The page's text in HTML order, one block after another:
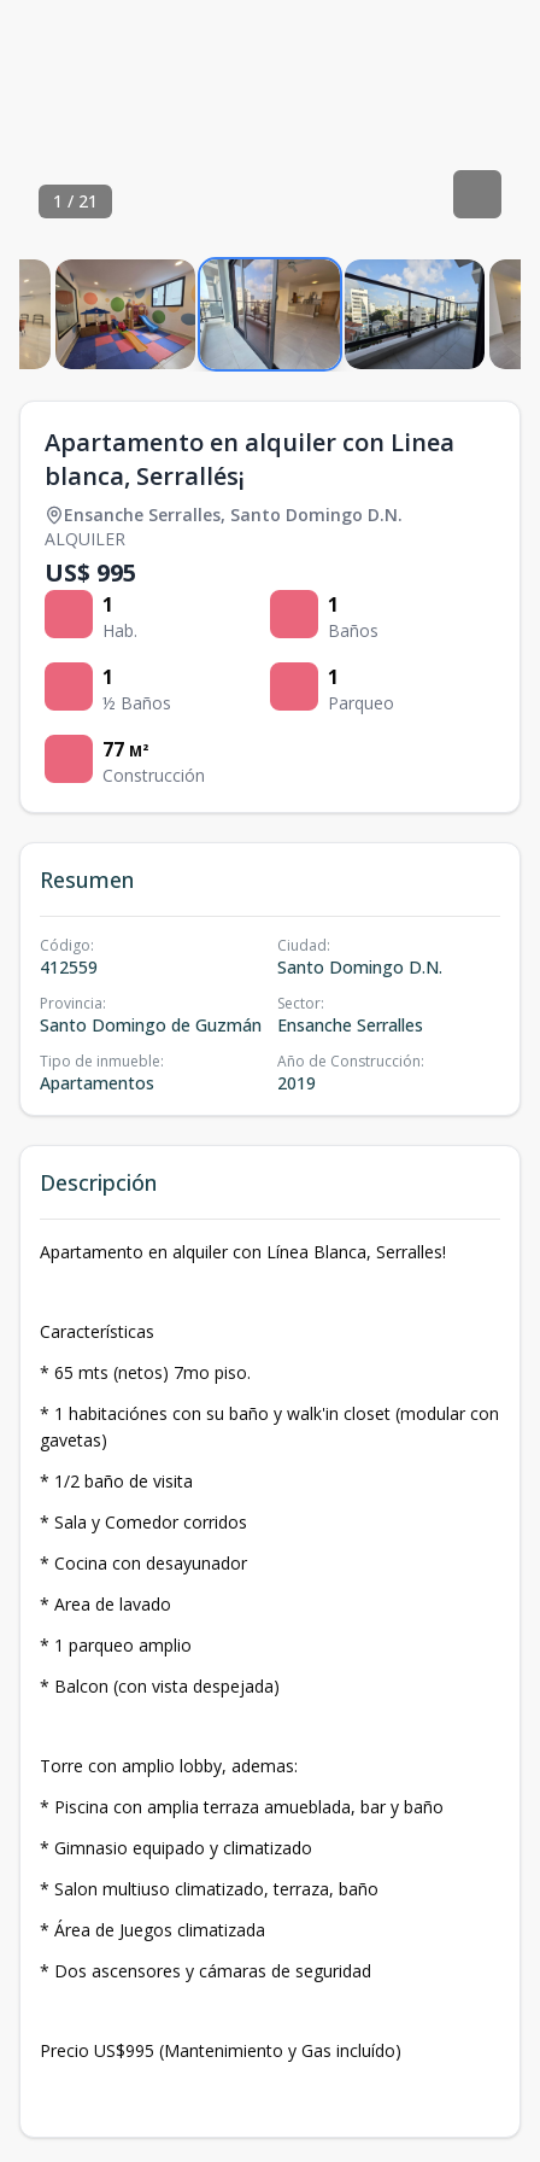
1 / 21
Apartamento en alquiler con Linea
blanca, Serrallés¡
Ensanche Serralles, Santo Domingo D.N.
ALQUILER
US$ 995
1
Hab.
1
Baños
1
½ Baños
1
Parqueo
77 M²
Construcción
Resumen
Código:
412559
Ciudad:
Santo Domingo D.N.
Provincia:
Santo Domingo de Guzmán
Sector:
Ensanche Serralles
Tipo de inmueble:
Apartamentos
Año de Construcción:
2019
Descripción
Apartamento en alquiler con Línea Blanca, Serralles!
Características
* 65 mts (netos) 7mo piso.
* 1 habitaciónes con su baño y walk'in closet (modular con
gavetas)
* 1/2 baño de visita
* Sala y Comedor corridos
* Cocina con desayunador
* Area de lavado
* 1 parqueo amplio
* Balcon (con vista despejada)
Torre con amplio lobby, ademas:
* Piscina con amplia terraza amueblada, bar y baño
* Gimnasio equipado y climatizado
* Salon multiuso climatizado, terraza, baño
* Área de Juegos climatizada
* Dos ascensores y cámaras de seguridad
Precio US$995 (Mantenimiento y Gas incluído)